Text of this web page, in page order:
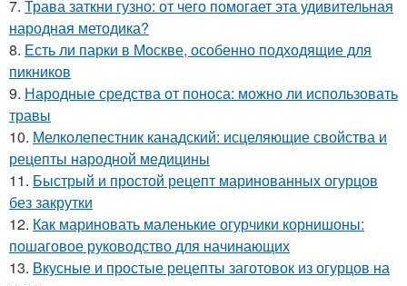
7. Трава заткни гузно: от чего помогает эта удивительная
народная методика?
8. Есть ли парки в Москве, особенно подходящие для
пикников
9. Народные средства от поноса: можно ли использовать
травы
10. Мелколепестник канадский: исцеляющие свойства и
рецепты народной медицины
11. Быстрый и простой рецепт маринованных огурцов
без закрутки
12. Как мариновать маленькие огурчики корнишоны:
пошаговое руководство для начинающих
13. Вкусные и простые рецепты заготовок из огурцов на